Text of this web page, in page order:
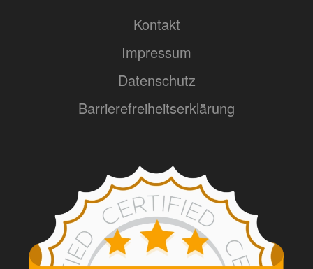
Kontakt
Impressum
Datenschutz
Barrierefreiheitserklärung